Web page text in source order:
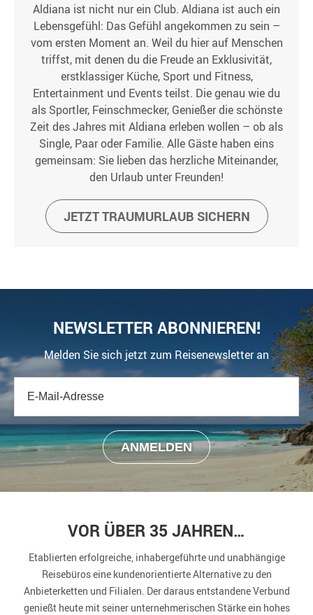
Aldiana ist nicht nur ein Club. Aldiana ist auch ein
Lebensgefühl: Das Gefühl angekommen zu sein –
vom ersten Moment an. Weil du hier auf Menschen
triffst, mit denen du die Freude an Exklusivität,
erstklassiger Küche, Sport und Fitness,
Entertainment und Events teilst. Die genau wie du
als Sportler, Feinschmecker, Genießer die schönste
Zeit des Jahres mit Aldiana erleben wollen – ob als
Single, Paar oder Familie. Alle Gäste haben eins
gemeinsam: Sie lieben das herzliche Miteinander,
den Urlaub unter Freunden!
JETZT TRAUMURLAUB SICHERN
NEWSLETTER ABONNIEREN!
Melden Sie sich jetzt zum Reisenewsletter an
VOR ÜBER 35 JAHREN…
Etablierten erfolgreiche, inhabergeführte und unabhängige
Reisebüros eine kundenorientierte Alternative zu den
Anbieterketten und Filialen. Der daraus entstandene Verbund
genießt heute mit seiner unternehmerischen Stärke ein hohes